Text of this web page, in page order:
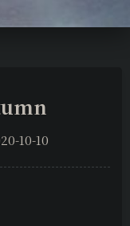
10-10